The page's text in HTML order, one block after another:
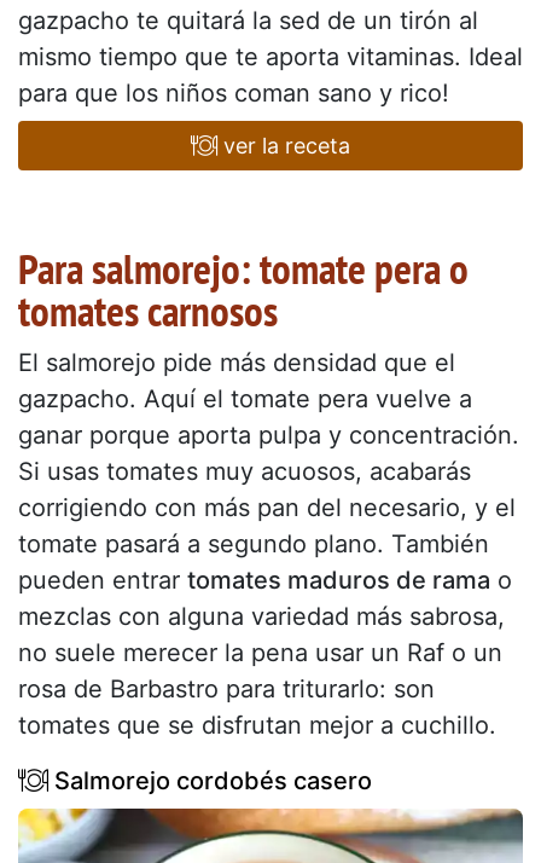
gazpacho te quitará la sed de un tirón al
mismo tiempo que te aporta vitaminas. Ideal
para que los niños coman sano y rico!
ver la receta
Para salmorejo: tomate pera o
tomates carnosos
El salmorejo pide más densidad que el
gazpacho. Aquí el tomate pera vuelve a
ganar porque aporta pulpa y concentración.
Si usas tomates muy acuosos, acabarás
corrigiendo con más pan del necesario, y el
tomate pasará a segundo plano. También
pueden entrar tomates maduros de rama o
mezclas con alguna variedad más sabrosa,
no suele merecer la pena usar un Raf o un
rosa de Barbastro para triturarlo: son
tomates que se disfrutan mejor a cuchillo.
Salmorejo cordobés casero